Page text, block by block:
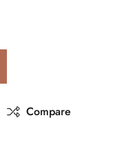
Compare